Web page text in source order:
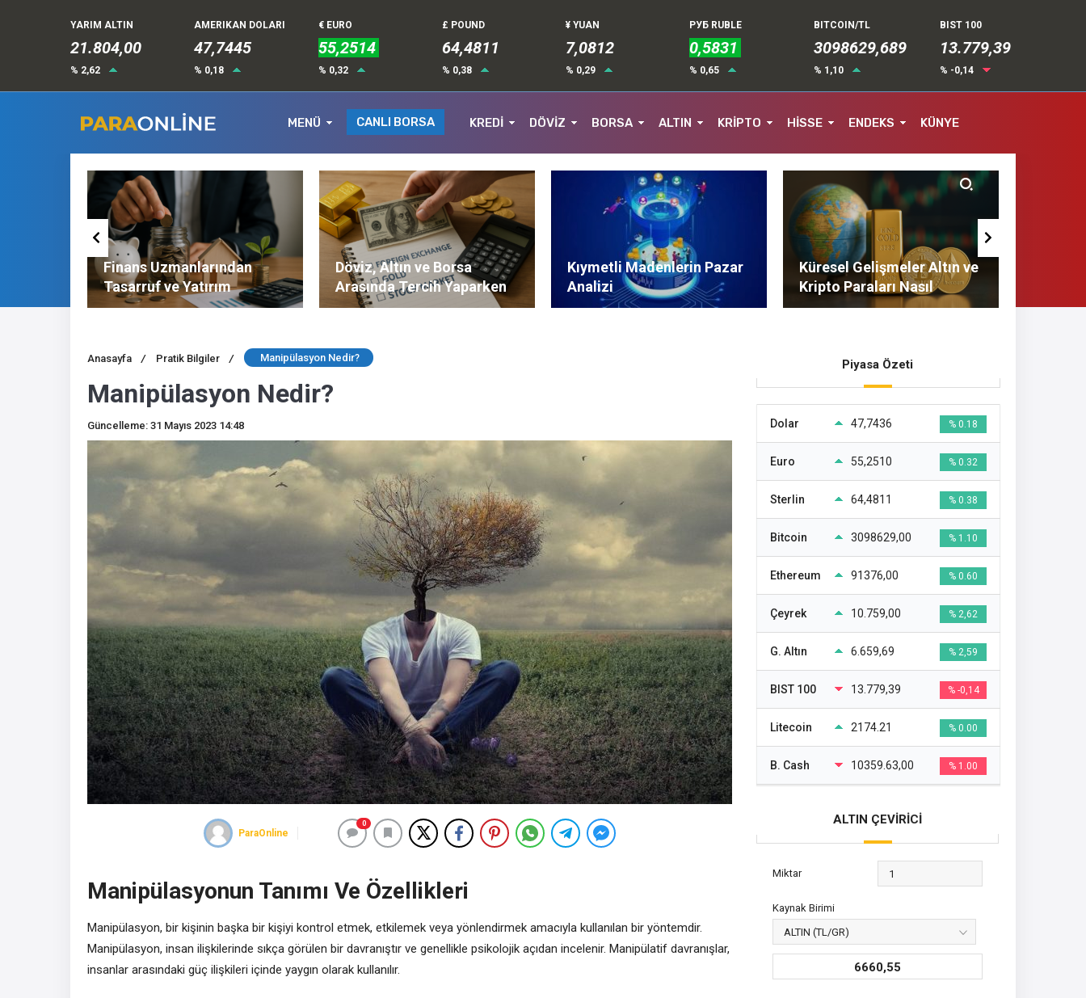
YARIM ALTIN
21.804,00
% 2,62
AMERIKAN DOLARI
47,7445
% 0,18
€ EURO
55,2514
% 0,32
£ POUND
64,4811
% 0,38
¥ YUAN
7,0812
% 0,29
РУБ RUBLE
0,5831
% 0,65
BITCOIN/TL
3098629,689
% 1,10
BIST 100
13.779,39
% -0,14
MENÜ CANLI BORSA KREDİ DÖVİZ BORSA ALTIN KRİPTO HİSSE ENDEKS KÜNYE
Finans Uzmanlarından
Tasarruf ve Yatırım
Tavsiyeleri
Döviz, Altın ve Borsa
Arasında Tercih Yaparken
Nelere Dikkat Edilmeli?
Kıymetli Madenlerin Pazar
Analizi
Küresel Gelişmeler Altın ve
Kripto Paraları Nasıl
Etkiliyor?
Anasayfa / Pratik Bilgiler / Manipülasyon Nedir?
Manipülasyon Nedir?
Güncelleme: 31 Mayıs 2023 14:48
ParaOnline
0
Manipülasyonun Tanımı Ve Özellikleri
Manipülasyon, bir kişinin başka bir kişiyi kontrol etmek, etkilemek veya yönlendirmek amacıyla kullanılan bir yöntemdir.
Manipülasyon, insan ilişkilerinde sıkça görülen bir davranıştır ve genellikle psikolojik açıdan incelenir. Manipülatif davranışlar,
insanlar arasındaki güç ilişkileri içinde yaygın olarak kullanılır.
Piyasa Özeti
Dolar 47,7436 % 0.18
Euro 55,2510 % 0.32
Sterlin 64,4811 % 0.38
Bitcoin 3098629,00 % 1.10
Ethereum 91376,00 % 0.60
Çeyrek 10.759,00 % 2,62
G. Altın 6.659,69 % 2,59
BIST 100 13.779,39 % -0,14
Litecoin 2174.21 % 0.00
B. Cash 10359.63,00 % 1.00
ALTIN ÇEVİRİCİ
Miktar
Kaynak Birimi
6660,55